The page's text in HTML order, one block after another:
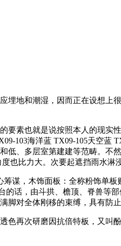
和潮湿，因而正在设想上
素也就是说按照本人的现实
103海洋蓝 TX09-105天空蓝
、多层室第建建等范畴。不
也比力大。次要起遮挡雨水淋
，木饰面板：全称粉饰单板
话，由斗拱、檐顶、脊兽等
对全体刚移的束缚，具有防
再次研磨因抗倍特板，又叫